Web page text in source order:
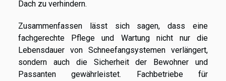
Dach zu verhindern.
Zusammenfassen lässt sich sagen, dass eine
fachgerechte Pflege und Wartung nicht nur die
Lebensdauer von Schneefangsystemen verlängert,
sondern auch die Sicherheit der Bewohner und
Passanten gewährleistet. Fachbetriebe für